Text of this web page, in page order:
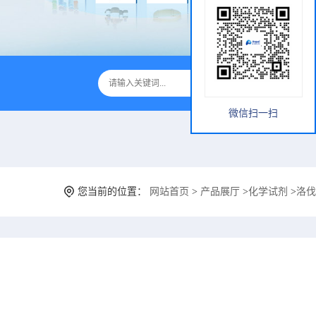
您当前的位置： 网站首页 > 产品展厅 >化学试剂 >洛
微信扫一扫